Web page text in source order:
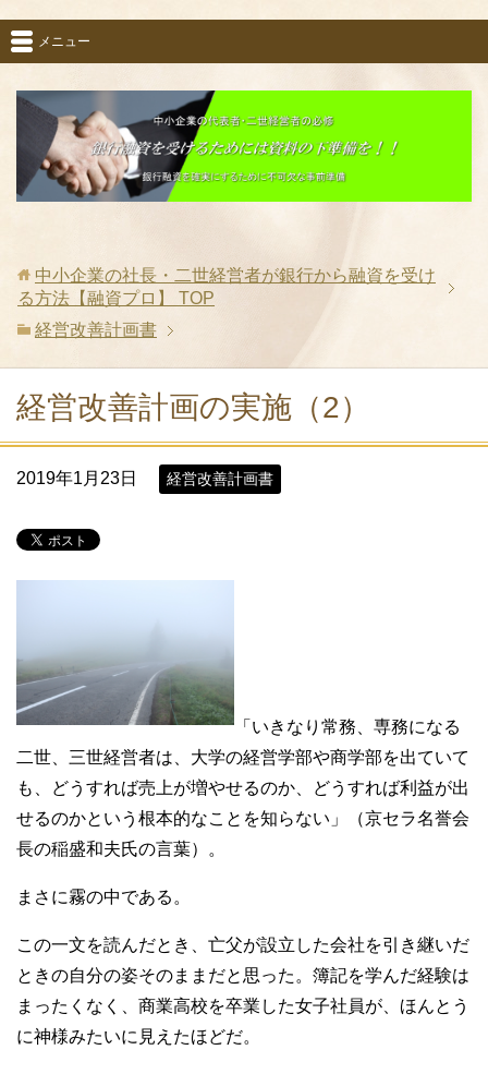
メニュー
中小企業の社長・二世経営者が銀行から融資を受け
る方法【融資プロ】
TOP
経営改善計画書
経営改善計画の実施（2）
2019年1月23日 経営改善計画書
「いきなり常務、専務になる
二世、三世経営者は、大学の経営学部や商学部を出ていて
も、どうすれば売上が増やせるのか、どうすれば利益が出
せるのかという根本的なことを知らない」（京セラ名誉会
長の稲盛和夫氏の言葉）。
まさに霧の中である。
この一文を読んだとき、亡父が設立した会社を引き継いだ
ときの自分の姿そのままだと思った。簿記を学んだ経験は
まったくなく、商業高校を卒業した女子社員が、ほんとう
に神様みたいに見えたほどだ。